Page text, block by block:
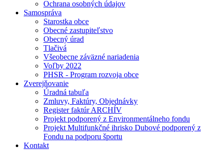
Ochrana osobných údajov
Samospráva
Starostka obce
Obecné zastupiteľstvo
Obecný úrad
Tlačivá
Všeobecne záväzné nariadenia
Voľby 2022
PHSR - Program rozvoja obce
Zverejňovanie
Úradná tabuľa
Zmluvy, Faktúry, Objednávky
Register faktúr ARCHÍV
Projekt podporený z Environmentálneho fondu
Projekt Multifunkčné ihrisko Dubové podporený z
Fondu na podporu športu
Kontakt